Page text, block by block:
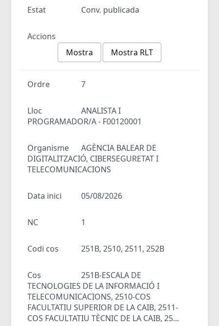
Estat Conv. publicada
Accions
Mostra
Mostra RLT
Ordre 7
Lloc
ANALISTA I
PROGRAMADOR/A - F00120001
Organisme
AGÈNCIA BALEAR DE
DIGITALITZACIÓ, CIBERSEGURETAT I
TELECOMUNICACIONS
Data inici 05/08/2026
NC 1
Codi cos 251B, 2510, 2511, 252B
Cos
251B-ESCALA DE
TECNOLOGIES DE LA INFORMACIÓ I
TELECOMUNICACIONS, 2510-COS
FACULTATIU SUPERIOR DE LA CAIB, 2511-
COS FACULTATIU TÈCNIC DE LA CAIB, 25...